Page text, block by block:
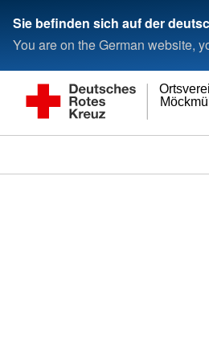
Sie befinden sich auf der
You are on the German website,